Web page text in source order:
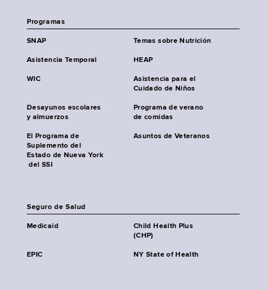
Programas
SNAP Temas sobre Nutrición
Asistencia Temporal HEAP
WIC
Asistencia para el
Cuidado de Niños
Desayunos escolares
y almuerzos
Programa de verano
de comidas
El Programa de
Suplemento del
Estado de Nueva York
del SSI
Asuntos de Veteranos
Seguro de Salud
Medicaid
Child Health Plus
(CHP)
EPIC NY State of Health